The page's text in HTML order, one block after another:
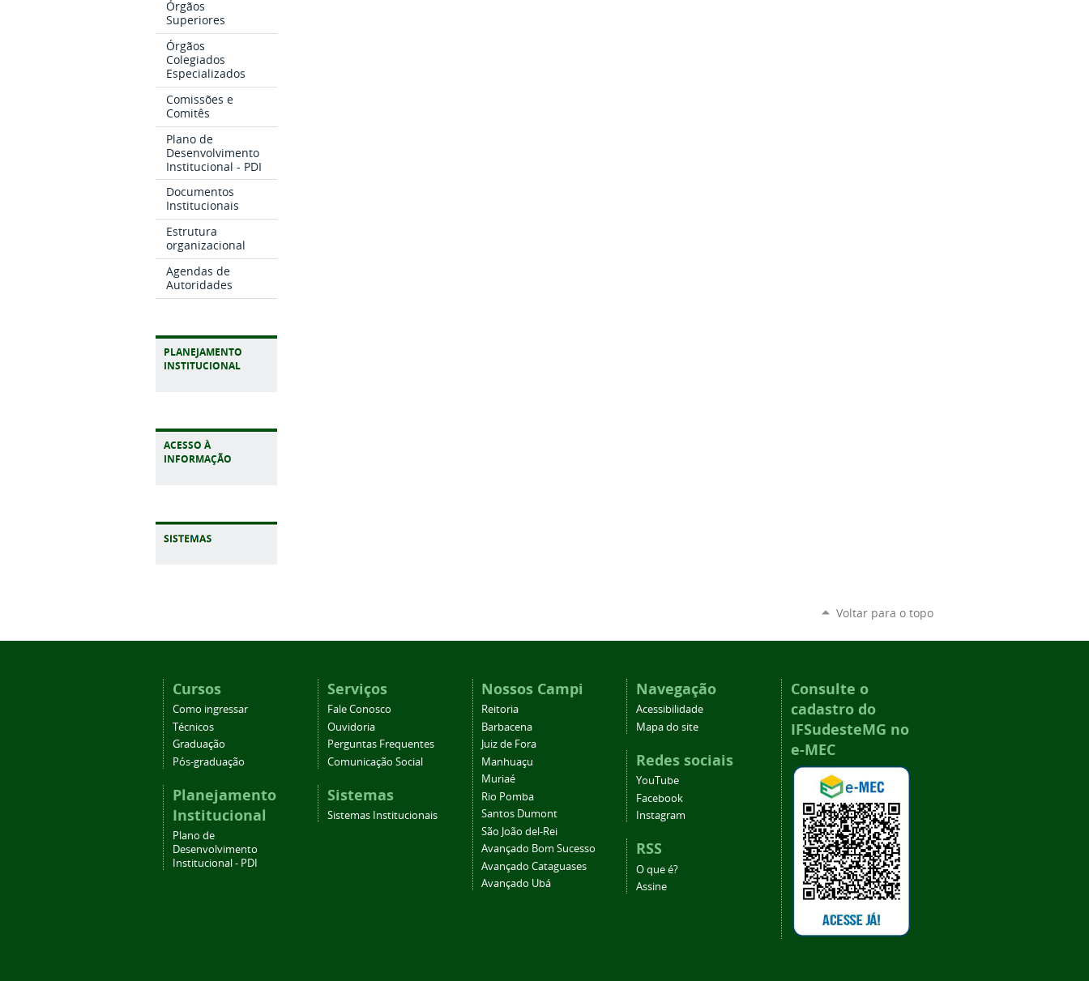
Órgãos
Superiores
Órgãos
Colegiados
Especializados
Comissões e
Comitês
Plano de
Desenvolvimento
Institucional - PDI
Documentos
Institucionais
Estrutura
organizacional
Agendas de
Autoridades
PLANEJAMENTO
INSTITUCIONAL
ACESSO À
INFORMAÇÃO
Voltar para o topo
Cursos
Como ingressar
Técnicos
Graduação
Pós-graduação
Planejamento
Institucional
Plano de
Desenvolvimento
Institucional - PDI
Serviços
Fale Conosco
Ouvidoria
Perguntas Frequentes
Comunicação Social
Sistemas
Sistemas Institucionais
Nossos Campi
Reitoria
Barbacena
Juiz de Fora
Manhuaçu
Muriaé
Rio Pomba
Santos Dumont
São João del-Rei
Avançado Bom Sucesso
Avançado Cataguases
Avançado Ubá
Navegação
Acessibilidade
Mapa do site
Redes sociais
YouTube
Facebook
Instagram
RSS
O que é?
Assine
Consulte o
cadastro do
IFSudesteMG no
e-MEC